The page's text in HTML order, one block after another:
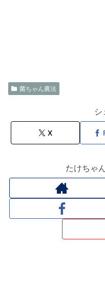
菌ちゃん農法
シ
X
たけちゃ